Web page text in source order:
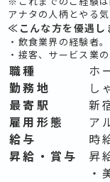
アナタの人柄とやる
≪こんな方を優遇
・飲食業界の経験者。
・接客、サービス業の
職種
ホ
勤務地
し
最寄駅
新
雇用形態
ア
給与
時
昇給・賞与
昇
・